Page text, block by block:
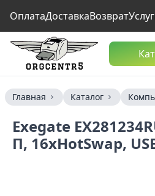
ОплатаДоставкаВозврат
Главная Каталог
Exegate
П, 16xHotSwap,